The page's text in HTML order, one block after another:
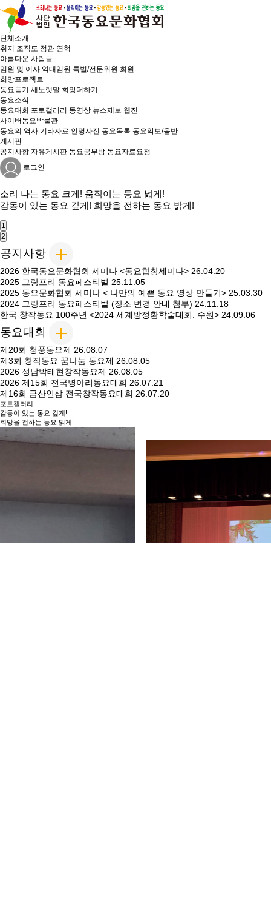
단체소개
취지 조직도 정관 연혁
아름다운 사람들
임원 및 이사 역대임원 특별/전문위원 회원
희망프로젝트
동요듣기 새노랫말 희망더하기
동요소식
동요대회 포토갤러리 동영상 뉴스제보 웹진
사이버동요박물관
동요의 역사 기타자료 인명사전 동요목록 동요악보/음반
게시판
공지사항 자유게시판 동요공부방 동요자료요청
로그인
소리 나는 동요 크게! 움직이는 동요 넓게!
감동이 있는 동요 깊게! 희망을 전하는 동요 밝게!
1
2
공지사항
2026 한국동요문화협회 세미나 <동요합창세미나> 26.04.20
2025 그랑프리 동요페스티벌 25.11.05
2025 동요문화협회 세미나 < 나만의 예쁜 동요 영상 만들기> 25.03.30
2024 그랑프리 동요페스티벌 (장소 변경 안내 첨부) 24.11.18
한국 창작동요 100주년 <2024 세계방정환학술대회. 수원> 24.09.06
동요대회
제20회 청풍동요제 26.08.07
제3회 창작동요 꿈나눔 동요제 26.08.05
2026 성남박태현창작동요제 26.08.05
2026 제15회 전국병아리동요대회 26.07.21
제16회 금산인삼 전국창작동요대회 26.07.20
포토갤러리
감동이 있는 동요 깊게!
희망을 전하는 동요 밝게!